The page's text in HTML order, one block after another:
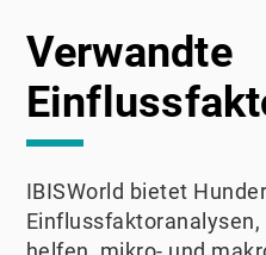
Verwandte
IBISWorld bietet